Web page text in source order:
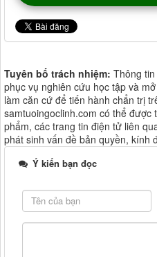
Tuyên bố trách nhiệm: Thông
phục vụ nghiên cứu học tập và
làm căn cứ để tiến hành chẩn trị
samtuoingoclinh.com có thể
phẩm, các trang tin điện tử liên
phát sinh vấn đề bản quyền, kính
Ý kiến bạn đọc